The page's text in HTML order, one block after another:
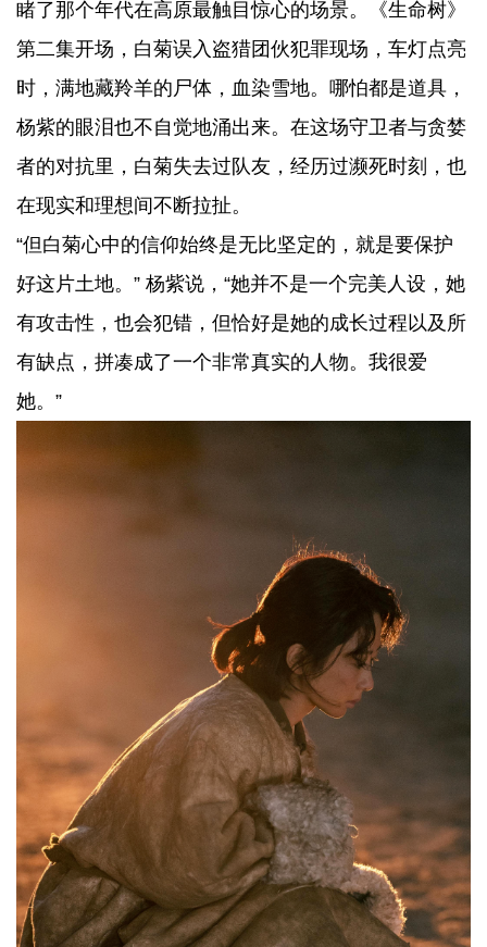
睹了那个年代在高原最触目惊心的场景。《生命树》
第二集开场，白菊误入盗猎团伙犯罪现场，车灯点亮
时，满地藏羚羊的尸体，血染雪地。哪怕都是道具，
杨紫的眼泪也不自觉地涌出来。在这场守卫者与贪婪
者的对抗里，白菊失去过队友，经历过濒死时刻，也
在现实和理想间不断拉扯。
“但白菊心中的信仰始终是无比坚定的，就是要保护
好这片土地。” 杨紫说，“她并不是一个完美人设，她
有攻击性，也会犯错，但恰好是她的成长过程以及所
有缺点，拼凑成了一个非常真实的人物。我很爱
她。”